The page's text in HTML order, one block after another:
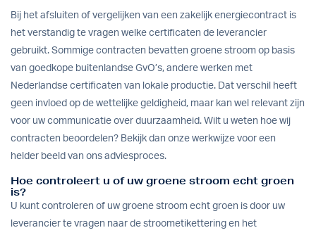
Bij het afsluiten of vergelijken van een zakelijk energiecontract is
het verstandig te vragen welke certificaten de leverancier
gebruikt. Sommige contracten bevatten groene stroom op basis
van goedkope buitenlandse GvO’s, andere werken met
Nederlandse certificaten van lokale productie. Dat verschil heeft
geen invloed op de wettelijke geldigheid, maar kan wel relevant zijn
voor uw communicatie over duurzaamheid. Wilt u weten hoe wij
contracten beoordelen? Bekijk dan onze werkwijze voor een
helder beeld van ons adviesproces.
Hoe controleert u of uw groene stroom echt groen
is?
U kunt controleren of uw groene stroom echt groen is door uw
leverancier te vragen naar de stroometikettering en het